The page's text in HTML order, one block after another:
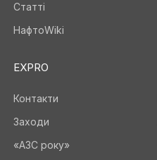
Статті
НафтоWiki
EXPRO
Контакти
Заходи
«АЗС року»